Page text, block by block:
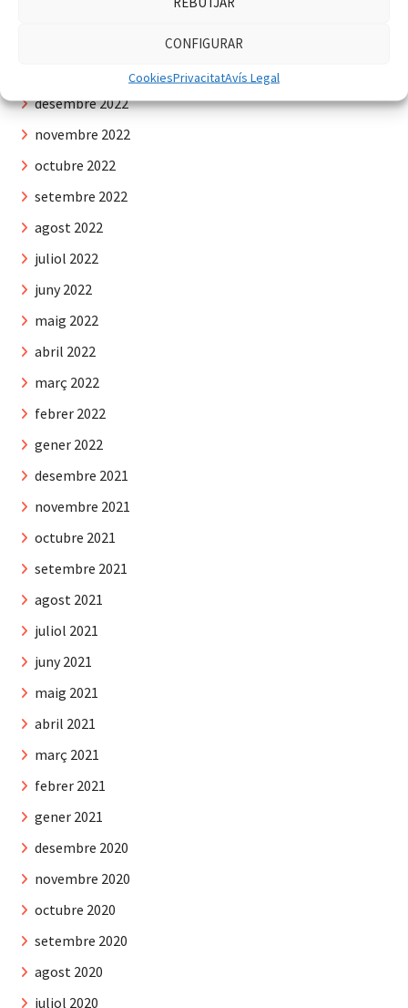
CONFIGURAR
CookiesPrivacitatAvís Legal
desembre 2022
novembre 2022
octubre 2022
setembre 2022
agost 2022
juliol 2022
juny 2022
maig 2022
abril 2022
març 2022
febrer 2022
gener 2022
desembre 2021
novembre 2021
octubre 2021
setembre 2021
agost 2021
juliol 2021
juny 2021
maig 2021
abril 2021
març 2021
febrer 2021
gener 2021
desembre 2020
novembre 2020
octubre 2020
setembre 2020
agost 2020
juliol 2020